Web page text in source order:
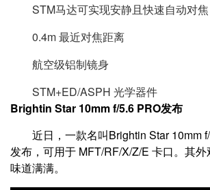
STM马达可实现安静且快速自动对焦
0.4m 最近对焦距离
航空级铝制镜身
STM+ED/ASPH 光学器件
Brightin Star 10mm f/5.6 PRO发布
近日，一款名叫Brightin Star 10mm
发布，可用于 MFT/RF/X/Z/E 卡口。其
味道满满。